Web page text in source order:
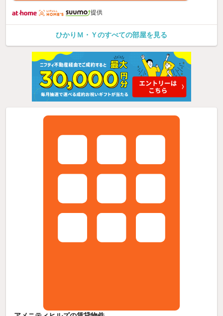
提供
ひかりＭ・Ｙのすべての部屋を見る